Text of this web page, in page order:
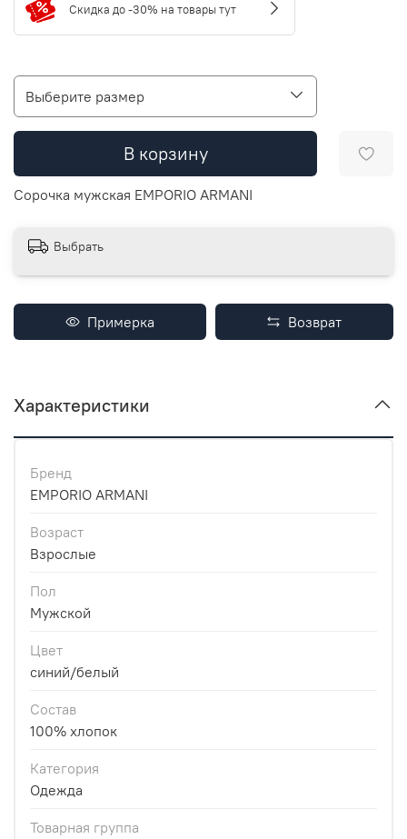
Скидка до -30% на товары тут
Выберите размер
В корзину
Сорочка мужская EMPORIO ARMANI
Выбрать
Примерка Возврат
Характеристики
Бренд
EMPORIO ARMANI
Возраст
Взрослые
Пол
Мужской
Цвет
синий/белый
Состав
100% хлопок
Категория
Одежда
Товарная группа